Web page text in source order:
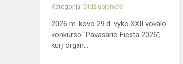
Kategorija: Didžiuojamės
2026 m. kovo 29 d. vyko XXII vokalo
konkurso "Pavasario Fiesta 2026",
kurį organ...